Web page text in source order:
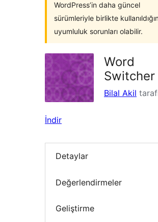
WordPress’in daha güncel
sürümleriyle birlikte
uyumluluk sorunları olabilir.
Word
Switcher
Bilal Akil
İndir
Detaylar
Değerlendirmeler
Geliştirme